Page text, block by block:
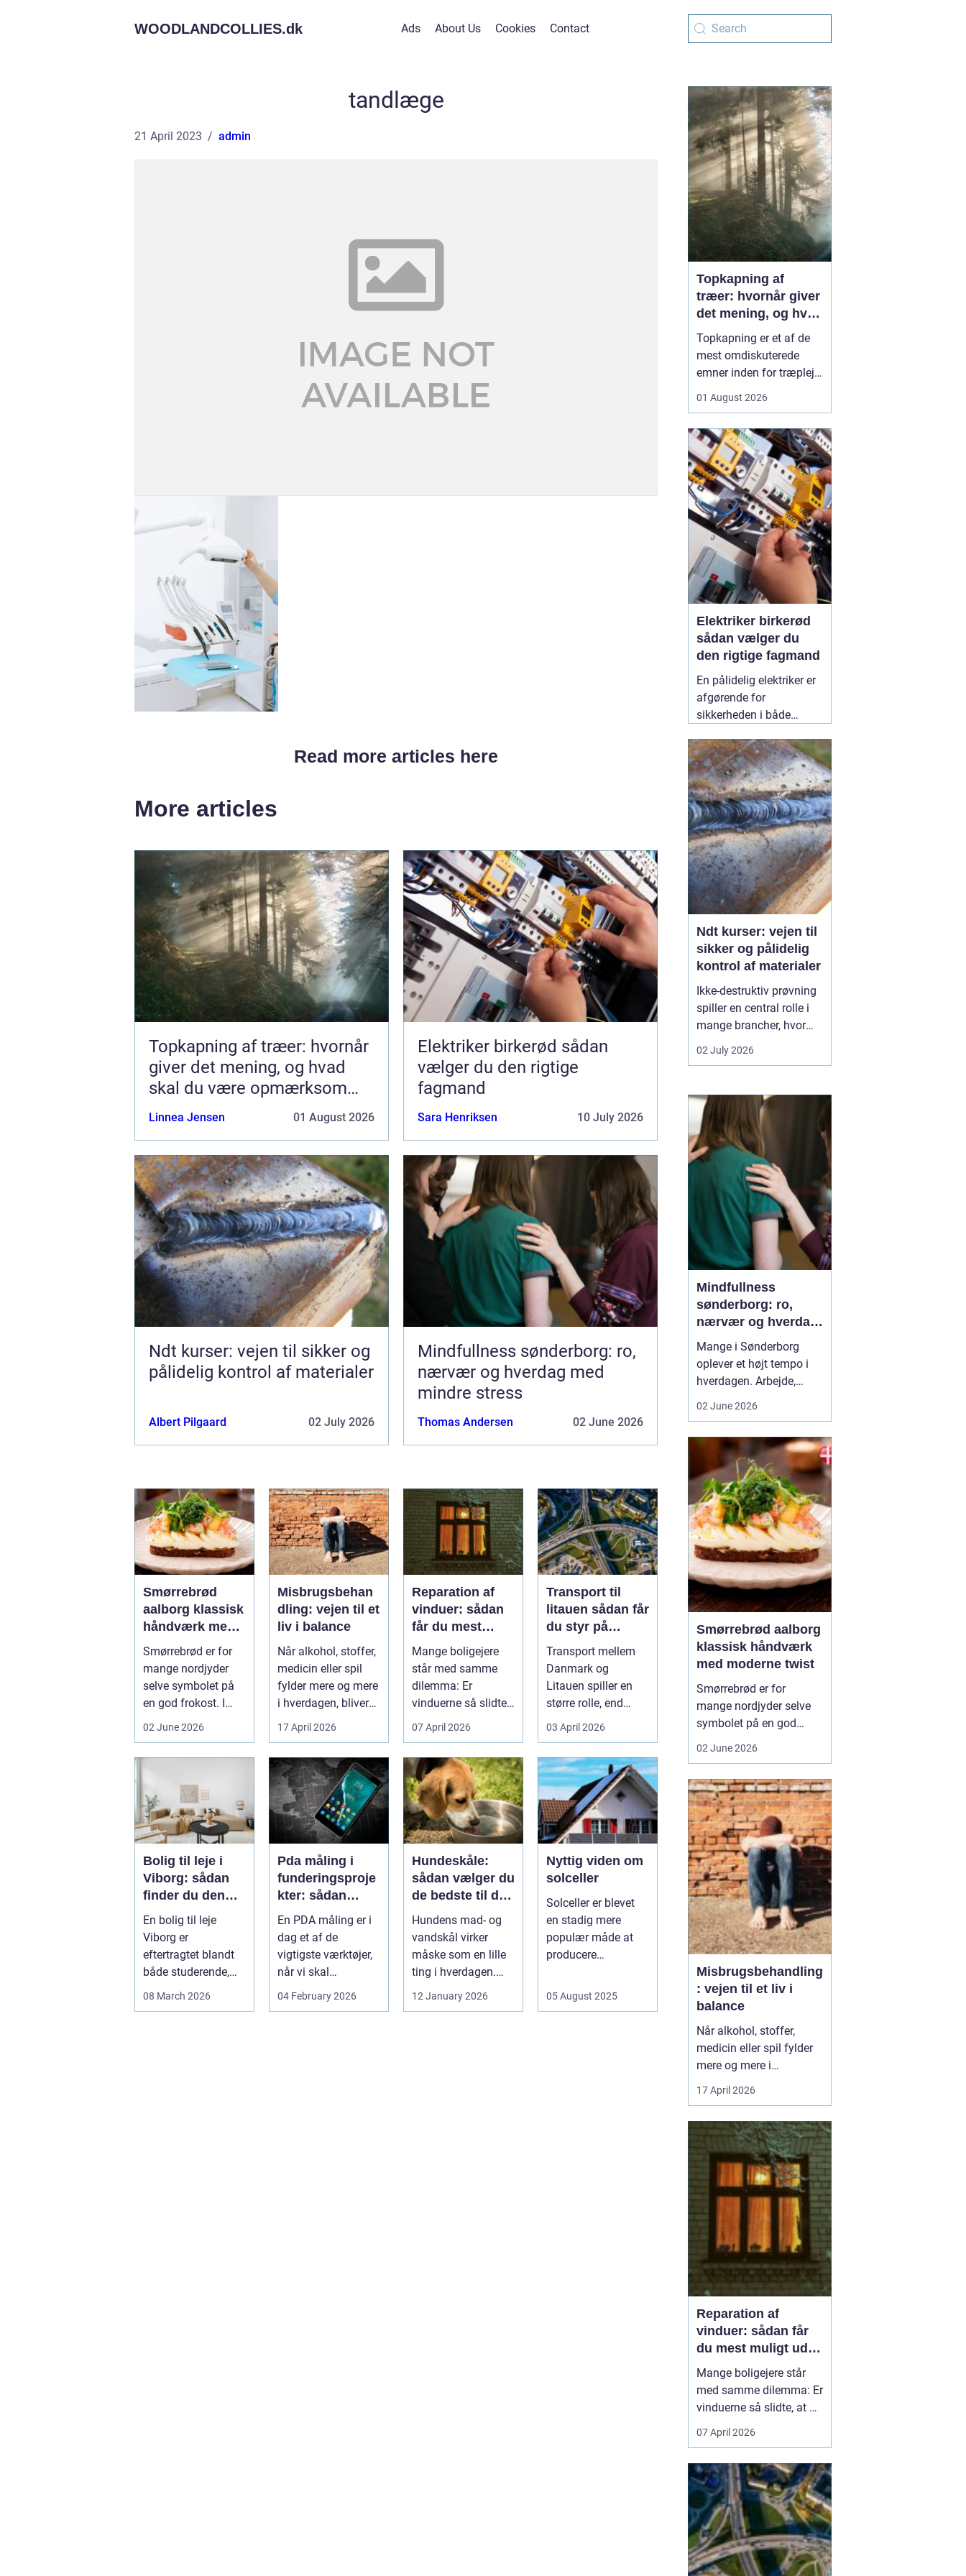
WOODLANDCOLLIES.dk Ads About Us Cookies Contact
tandlæge
21 April 2023 admin
Read more articles here
More articles
Topkapning af træer: hvornår
giver det mening, og hvad
skal du være opmærksom
på?
Linnea Jensen 01 August 2026
Elektriker birkerød sådan
vælger du den rigtige
fagmand
Sara Henriksen 10 July 2026
Ndt kurser: vejen til sikker og
pålidelig kontrol af materialer
Albert Pilgaard 02 July 2026
Mindfullness sønderborg: ro,
nærvær og hverdag med
mindre stress
Thomas Andersen 02 June 2026
Smørrebrød
aalborg klassisk
håndværk med
moderne twist
Smørrebrød er for
mange nordjyder
selve symbolet på
en god frokost. I
02 June 2026
Misbrugsbehan
dling: vejen til et
liv i balance
Når alkohol, stoffer,
medicin eller spil
fylder mere og mere
i hverdagen, bliver
grænsen...
17 April 2026
Reparation af
vinduer: sådan
får du mest
muligt ud af
dine gamle
vinduer
Mange boligejere
står med samme
dilemma: Er
vinduerne så slidte,
at de bør skifte...
07 April 2026
Transport til
litauen sådan får
du styr på
fragten til
baltikum
Transport mellem
Danmark og
Litauen spiller en
større rolle, end
mange er klar over.
Litauen er et n...
03 April 2026
Bolig til leje i
Viborg: sådan
finder du den
rette lejlighed
En bolig til leje
Viborg er
eftertragtet blandt
både studerende,
familier og seniorer,
08 March 2026
Pda måling i
funderingsproje
kter: sådan
sikrer du
dokumenteret
bæreevne
En PDA måling er i
dag et af de
vigtigste værktøjer,
når vi skal
dokumentere
bæreevnen af pæle
04 February 2026
Hundeskåle:
sådan vælger du
de bedste til din
hund
Hundens mad- og
vandskål virker
måske som en lille
ting i hverdagen.
sk&arin...
12 January 2026
Nyttig viden om
solceller
Solceller er blevet
en stadig mere
populær måde at
producere
05 August 2025
Topkapning af
træer: hvornår giver
det mening, og hvad
skal du være
opmærksom på?
Topkapning er et af de
mest omdiskuterede
emner inden for træpleje.
på et for højt træ tæt på
tænker, at problemet er
løst, hvis man bare s...
01 August 2026
Elektriker birkerød
sådan vælger du
den rigtige fagmand
En pålidelig elektriker er
afgørende for
sikkerheden i både
virksomheder.
Elinstallationer er
usynlige i hverdagen,
men når noget fejler,
mærker man det med
det samme. I Birkerød og
omegn søger mange
efter en10 July 2026
Ndt kurser: vejen til
sikker og pålidelig
kontrol af materialer
Ikke-destruktiv prøvning
spiller en central rolle i
mange brancher, hvor
sikkerhed, kvalitet og
driftssikkerhed er
kurserkan teknikere,
svejsere, tilsynsførende
og ingeniører dokumen...
02 July 2026
Mindfullness
sønderborg: ro,
nærvær og hverdag
med mindre stress
Mange i Sønderborg
oplever et højt tempo i
hverdagen. Arbejde,
kan sætte nervesystemet
på overarbejde. Herkan
min...
02 June 2026
Smørrebrød aalborg
klassisk håndværk
med moderne twist
Smørrebrød er for
mange nordjyder selve
symbolet på en god
der forener tradition og
nytænkning. Her spiller
gode råvarer, lokalt
håndværk og kreativ
anretning sammen, så
du får en...
02 June 2026
Misbrugsbehandling
: vejen til et liv i
balance
Når alkohol, stoffer,
medicin eller spil fylder
mere og mere i
hverdagen, bliver
grænsen mellem vane
sløret. Mange forsøger
længe at klare sig selv,
men for en stor del viser
erfaringen, at...
17 April 2026
Reparation af
vinduer: sådan får
du mest muligt ud af
dine gamle vinduer
Mange boligejere står
med samme dilemma: Er
vinduerne så slidte, at de
bør skiftes, eller kan de
repareres og få nyt liv? I
kan en grundig
reparation af vinduer
være en både økon...
07 April 2026